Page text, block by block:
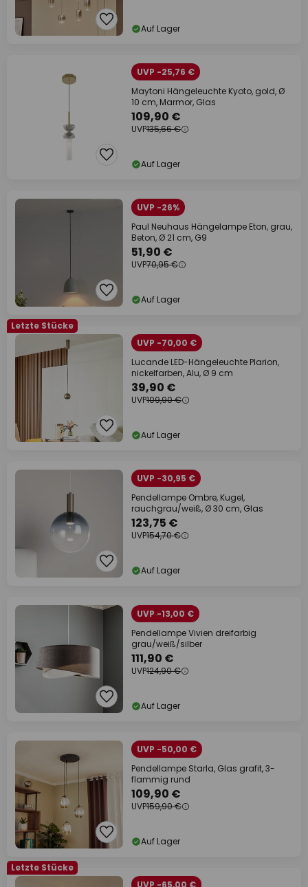
Auf Lager
UVP -25,76 €
Maytoni Hängeleuchte Kyoto, gold, Ø
10 cm, Marmor, Glas
109,90 €
UVP135,66 €
Auf Lager
UVP -26%
Paul Neuhaus Hängelampe Eton, grau,
Beton, Ø 21 cm, G9
51,90 €
UVP70,95 €
Auf Lager
Letzte Stücke
UVP -70,00 €
Lucande LED-Hängeleuchte Plarion,
nickelfarben, Alu, Ø 9 cm
39,90 €
UVP109,90 €
Auf Lager
UVP -30,95 €
Pendellampe Ombre, Kugel,
rauchgrau/weiß, Ø 30 cm, Glas
123,75 €
UVP154,70 €
Auf Lager
UVP -13,00 €
Pendellampe Vivien dreifarbig
grau/weiß/silber
111,90 €
UVP124,90 €
Auf Lager
UVP -50,00 €
Pendellampe Starla, Glas grafit, 3-
flammig rund
109,90 €
UVP159,90 €
Auf Lager
Letzte Stücke
UVP -65,00 €